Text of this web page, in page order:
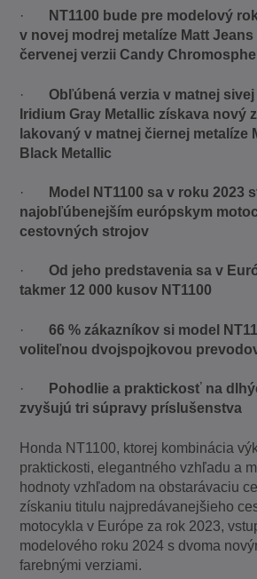
·
NT1100 bude pre modelový
v novej modrej metalíze Matt
červenej verzii Candy
·Obľúbená verzia v matnej sivej
Iridium Gray Metallic získava nový
lakovaný v matnej čiernej metalíze
Black Metallic
·
Model NT1100 sa v roku 2023
najobľúbenejším európskym
cestovných strojov
·Od jeho predstavenia sa v
takmer 12 000 kusov NT1100
·66 % zákazníkov si model
voliteľnou dvojspojkovou
·
Pohodlie a praktickosť na
zvyšujú tri súpravy príslušenstva
Honda NT1100, ktorej kombinácia
praktickosti, elegantného vzhľadu a
hodnoty vzhľadom na obstarávaciu
získaniu titulu najpredávanejšieho
motocykla v Európe za rok 2023,
modelového roku 2024 s dvoma
farebnými verziami.